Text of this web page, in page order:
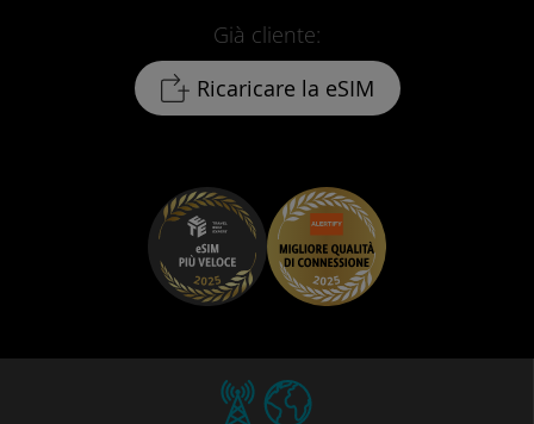
Già cliente:
Ricaricare la eSIM